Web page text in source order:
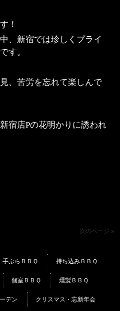
！
、新宿では珍しくプライ
す。
、苦労を忘れて楽しんで
宿店Pの花明かりに誘われ
次のページ »
手ぶらＢＢＱ 持ち込みＢＢＱ
個室ＢＢＱ 燻製ＢＢＱ
デン クリスマス・忘新年会